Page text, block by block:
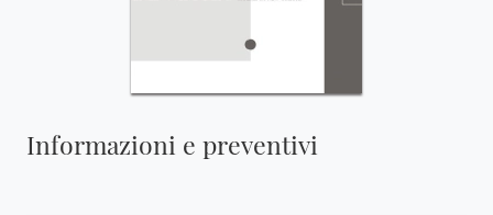
Informazioni e preventivi